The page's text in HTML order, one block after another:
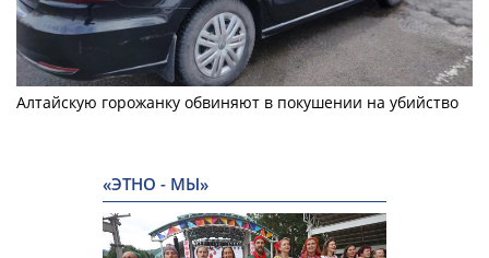
Алтайскую горожанку обвиняют в покушении на убийство
«ЭТНО - МЫ»